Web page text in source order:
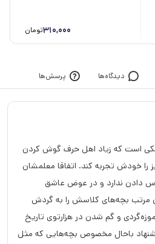
310,000تومان
دیدگاه‌ها پرسش‌ها
است که زیاد اهل حرف گوش کردن
خودش تجربه کند. اتفاقا معلمشان
دادن ندارد و در عوض عاشق
مرتب بچه‌های کلاسش را به گردش
و گم شدن در هزارتوی تاریخ
باحال مخصوص بچه‌هایی که مثل